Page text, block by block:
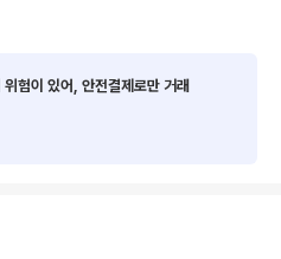
험이 있어, 안전결제로만 거래